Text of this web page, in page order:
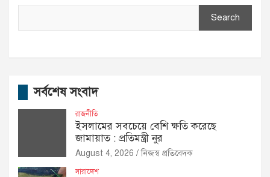
Search
সর্বশেষ সংবাদ
রাজনীতি
ইসলামের সবচেয়ে বেশি ক্ষতি করেছে
জামায়াত : প্রতিমন্ত্রী নুর
August 4, 2026 নিজস্ব প্রতিবেদক
সারাদেশ